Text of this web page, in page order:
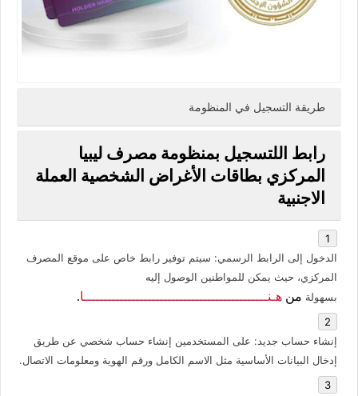
طريقة التسجيل في المنظومة
رابط اللتسجيل بمنظومة مصرف ليبيا
المركزي بطاقات الأغراض الشخصية العملة
الاجنبية
الدخول إلى الرابط الرسمي: سيتم توفير رابط خاص على موقع المصرف
المركزي، حيث يمكن للمواطنين الوصول إليه
بسهولة من هـنــــــــــــــــــــــــــــــــــــــــــــــا.
إنشاء حساب جديد: على المستخدمين إنشاء حساب شخصي عن طريق
إدخال البيانات الأساسية مثل الاسم الكامل ورقم الهوية ومعلومات الاتصال.